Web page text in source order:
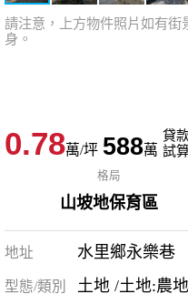
請注意，上方物件照片如有
身。
0.78萬/坪 588萬
貸
試
格局
山坡地保育區
地址 水里鄉永樂巷
型態/類別 土地 /土地:農地